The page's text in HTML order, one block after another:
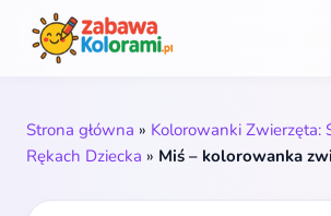
Strona główna » Kolorowanki Zwierzęta:
Rękach Dziecka » Miś – kolorowanka